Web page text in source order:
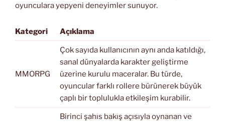
oyunculara yepyeni deneyimler sunuyor.
Kategori Açıklama
MMORPG
Çok sayıda kullanıcının aynı anda katıldığı,
sanal dünyalarda karakter geliştirme
üzerine kurulu maceralar. Bu türde,
oyuncular farklı rollere bürünerek büyük
çaplı bir toplulukla etkileşim kurabilir.
Birinci şahıs bakış açısıyla oynanan ve